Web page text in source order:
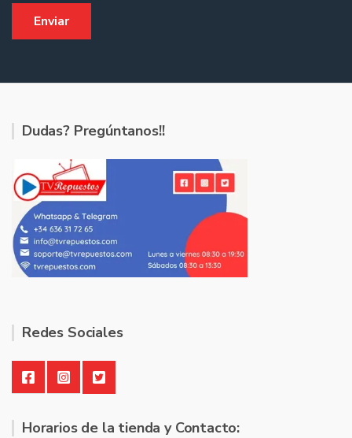
Dudas? Pregúntanos!!
Redes Sociales
Horarios de la tienda y Contacto: